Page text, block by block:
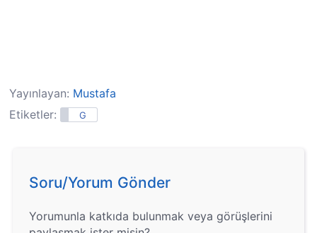
Yayınlayan: Mustafa
Etiketler:
G
Soru/Yorum Gönder
Yorumunla katkıda bulunmak veya görüşlerini